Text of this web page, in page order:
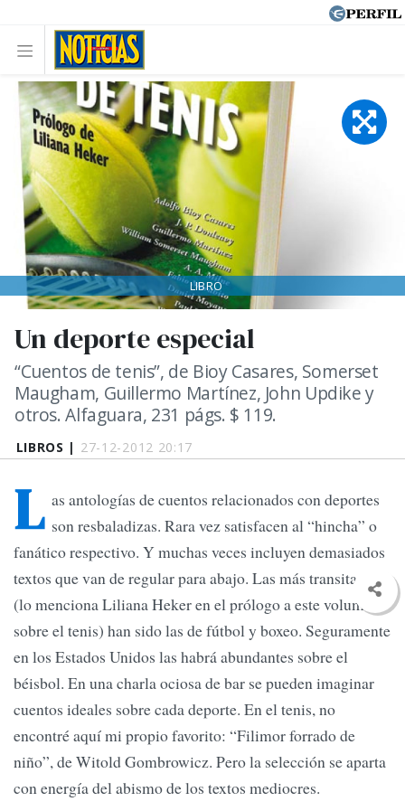
LIBROS | 27-12-2012 20:17
Un deporte especial
“Cuentos de tenis”, de Bioy Casares, Somerset
Maugham, Guillermo Martínez, John Updike y
otros. Alfaguara, 231 págs. $ 119.
LIBRO
L as antologías de cuentos relacionados con deportes
son resbaladizas. Rara vez satisfacen al “hincha” o
fanático respectivo. Y muchas veces incluyen demasiados
textos que van de regular para abajo. Las más transitadas
(lo menciona Liliana Heker en el prólogo a este volumen
sobre el tenis) han sido las de fútbol y boxeo. Seguramente
en los Estados Unidos las habrá abundantes sobre el
béisbol. En una charla ociosa de bar se pueden imaginar
cuentos ideales sobre cada deporte. En el tenis, no
encontré aquí mi propio favorito: “Filimor forrado de
niño”, de Witold Gombrowicz. Pero la selección se aparta
con energía del abismo de los textos mediocres.